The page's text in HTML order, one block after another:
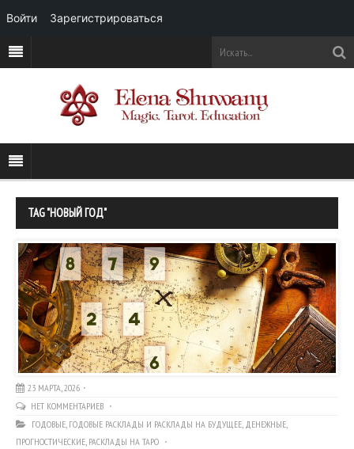
TAG "НОВЫЙ ГОД"
23 МАРТА, 2026
НЕТ КОММЕНТАРИЕВ
ГОДОВЫЕ, ГОДОВЫЕ РАСКЛАДЫ И РАСКЛАДЫ НА БУДУЩЕЕ, ДЕНЕЖНЫЕ,
ПРОГНОСТИЧЕСКИЕ, РАСКЛАДЫ НА ТАРО
Войти Зарегистрироваться